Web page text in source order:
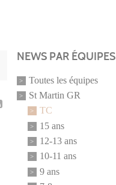
NEWS PAR ÉQUIPES
Toutes les équipes
St Martin GR
TC
15 ans
12-13 ans
10-11 ans
9 ans